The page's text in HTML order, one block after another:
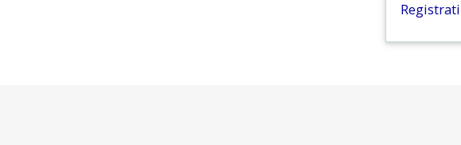
Registrati